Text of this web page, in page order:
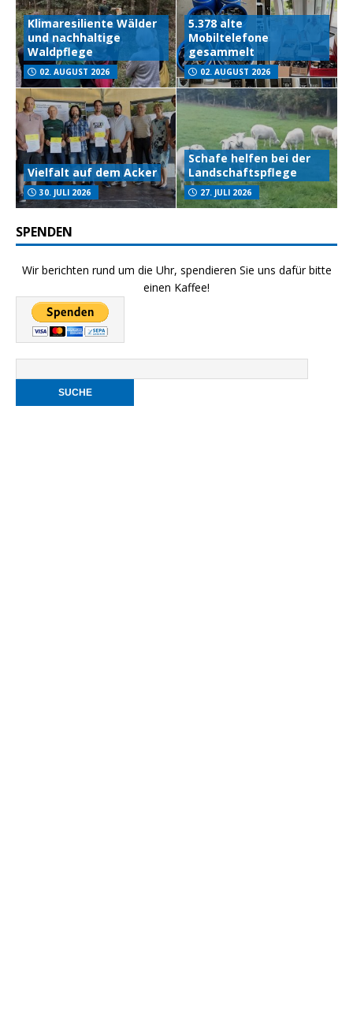
Klimaresiliente Wälder
und nachhaltige
Waldpflege
02. AUGUST 2026
5.378 alte
Mobiltelefone
gesammelt
02. AUGUST 2026
Vielfalt auf dem Acker
30. JULI 2026
Schafe helfen bei der
Landschaftspflege
27. JULI 2026
SPENDEN
Wir berichten rund um die Uhr, spendieren Sie uns dafür bitte
einen Kaffee!